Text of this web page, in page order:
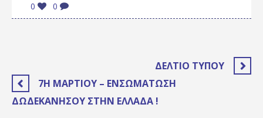
0
0
ΔΕΛΤΊΟ ΤΎΠΟΥ
7Η ΜΑΡΤΊΟΥ – ΕΝΣΩΜΆΤΩΣΗ
ΔΩΔΕΚΑΝΉΣΟΥ ΣΤΗΝ ΕΛΛΆΔΑ !